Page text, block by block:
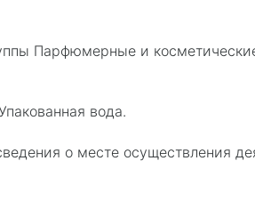
Парфюмерные и
вода.
о месте осуществления